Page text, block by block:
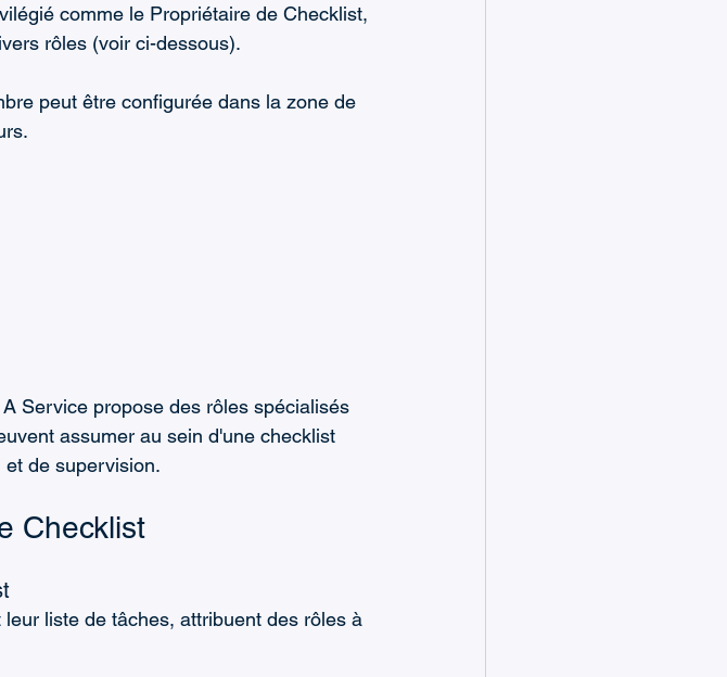
comme le Propriétaire de Checklist,
rôles (voir ci-dessous).
peut être configurée dans la zone de
Service propose des rôles spécialisés
assumer au sein d'une checklist
de supervision.
Checklist
liste de tâches, attribuent des rôles à